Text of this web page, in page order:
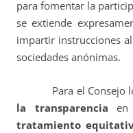
para fomentar la
se extiende
impartir instrucciones
sociedades anónimas.
Para el Consejo
la transparencia en
tratamiento